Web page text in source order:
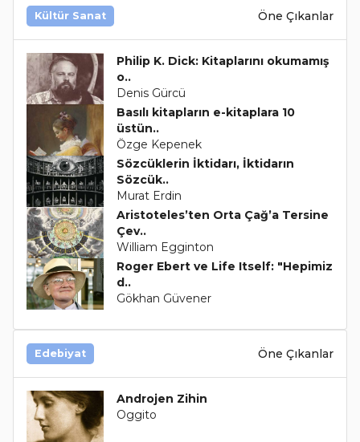
Kültür Sanat Öne Çıkanlar
Philip K. Dick: Kitaplarını okumamış
o..
Denis Gürcü
Basılı kitapların e-kitaplara 10
üstün..
Özge Kepenek
Sözcüklerin İktidarı, İktidarın
Sözcük..
Murat Erdin
Aristoteles’ten Orta Çağ’a Tersine
Çev..
William Egginton
Roger Ebert ve Life Itself: "Hepimiz
d..
Gökhan Güvener
Edebiyat Öne Çıkanlar
Androjen Zihin
Oggito